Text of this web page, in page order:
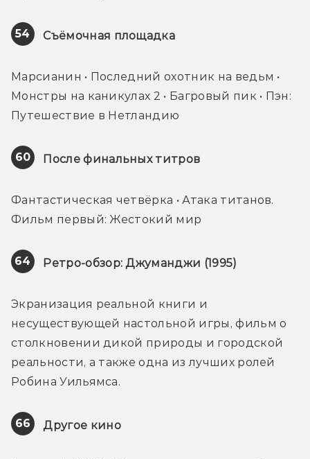
54 Съёмочная площадка
Марсианин • Последний охотник на ведьм •
Монстры на каникулах 2 • Багровый пик • Пэн:
Путешествие в Нетландию
60 После финальных титров
Фантастическая четвёрка • Атака титанов.
Фильм первый: Жестокий мир
64 Ретро-обзор: Джуманджи (1995)
Экранизация реальной книги и
несуществующей настольной игры, фильм о
столкновении дикой природы и городской
реальности, а также одна из лучших ролей
Робина Уильямса.
66 Другое кино